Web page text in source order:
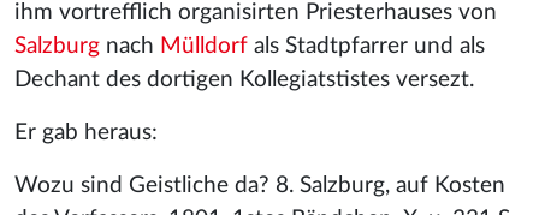
ihm vortrefflich organisirten Priesterhauses von
Salzburg nach Mülldorf als Stadtpfarrer und als
Dechant des dortigen Kollegiatstistes versezt.
Er gab heraus:
Wozu sind Geistliche da? 8. Salzburg, auf Kosten